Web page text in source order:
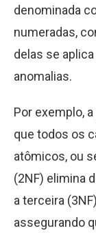
denominada
numeradas,
delas se
anomalias.
Por exemplo,
que todos os
atômicos, ou
(2NF) elimina
a terceira
assegurando